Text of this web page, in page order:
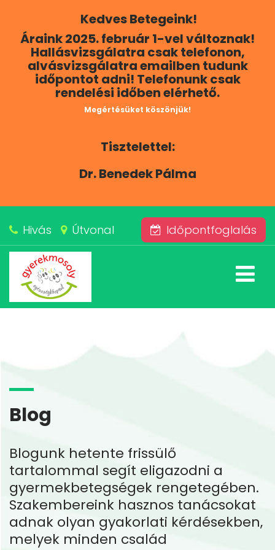
Kedves Betegeink!
Áraink 2025. február 1-vel változnak!
Hallásvizsgálatra csak telefonon,
alvásvizsgálatra emailben tudunk
időpontot adni! Telefonunk csak
rendelési időben elérhető.
Megértésüket köszönjük!
Tisztelettel:
Dr. Benedek Pálma
Hivás Útvonal Időpontfoglalás
Blog
Blogunk hetente frissülő
tartalommal segít eligazodni a
gyermekbetegségek rengetegében.
Szakembereink hasznos tanácsokat
adnak olyan gyakorlati kérdésekben,
melyek minden család
RÓLUNK
KAPCSOLAT
SZOLGÁLTATÁSAINK